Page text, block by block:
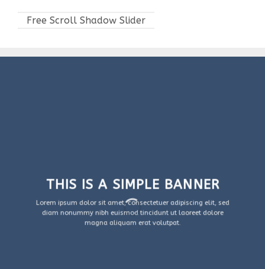
Free Scroll Shadow Slider
THIS IS A SIMPLE BANNER
Lorem ipsum dolor sit amet, consectetuer adipiscing elit, sed
diam nonummy nibh euismod tincidunt ut laoreet dolore
magna aliquam erat volutpat.